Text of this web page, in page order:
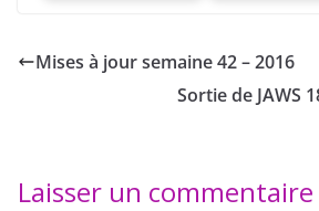
Mises à jour semaine 42 – 2016
Sortie de JAWS
Laisser un commentaire